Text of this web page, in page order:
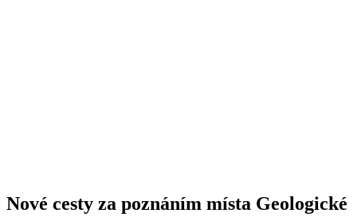
Nové cesty za poznáním místa Geologické